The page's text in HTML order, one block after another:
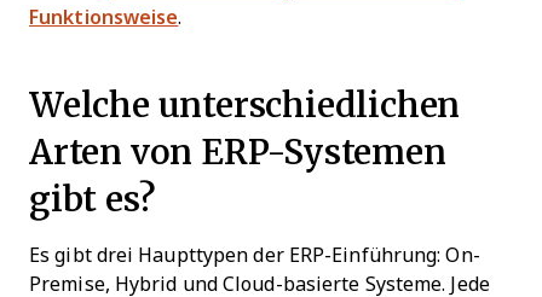
Funktionsweise.
Welche unterschiedlichen
Arten von ERP-Systemen
gibt es?
Es gibt drei Haupttypen der ERP-Einführung: On-
Premise, Hybrid und Cloud-basierte Systeme. Jede